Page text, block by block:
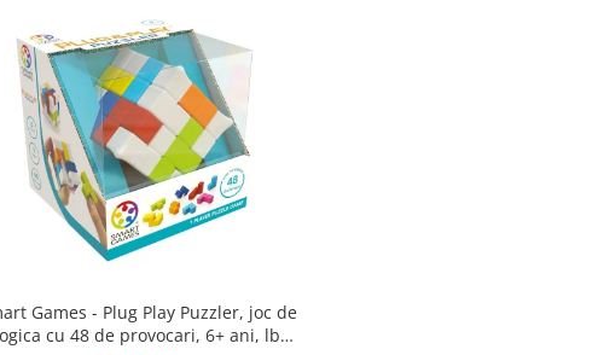
Games - Plug Play Puzzler, joc de
cu 48 de provocari, 6+ ani, lb